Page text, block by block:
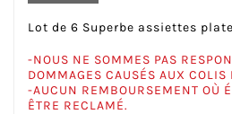
Lot de 6 Superbe assiettes
-NOUS NE SOMMES PAS
DOMMAGES CAUSÉS AUX COLIS
-AUCUN REMBOURSEMENT OÙ
ÊTRE RECLAMÉ.